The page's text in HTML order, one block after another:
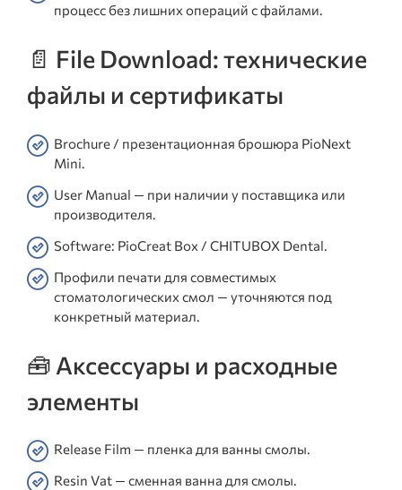
процесс без лишних операций с файлами.
📄 File Download: технические
файлы и сертификаты
Brochure / презентационная брошюра PioNext
Mini.
User Manual — при наличии у поставщика или
производителя.
Software: PioCreat Box / CHITUBOX Dental.
Профили печати для совместимых
стоматологических смол — уточняются под
конкретный материал.
🧰 Аксессуары и расходные
элементы
Release Film — пленка для ванны смолы.
Resin Vat — сменная ванна для смолы.